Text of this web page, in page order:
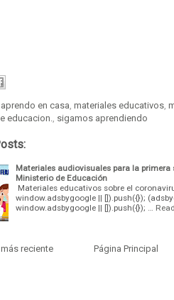
aprendo en casa, materiales educativos,
educacion., sigamos aprendiendo
Materiales audiovisuales para la primera
Ministerio de Educación
Materiales educativos sobre el
window.adsbygoogle || []).push({});
window.adsbygoogle || []).push({}); …
reciente Página Principal